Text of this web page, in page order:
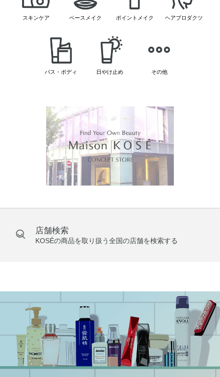
スキンケア ベースメイク ポイントメイク ヘアプロダクツ
バス・ボディ 日やけ止め その他
店舗検索
KOSÉの商品を取り扱う全国の店舗を検索する